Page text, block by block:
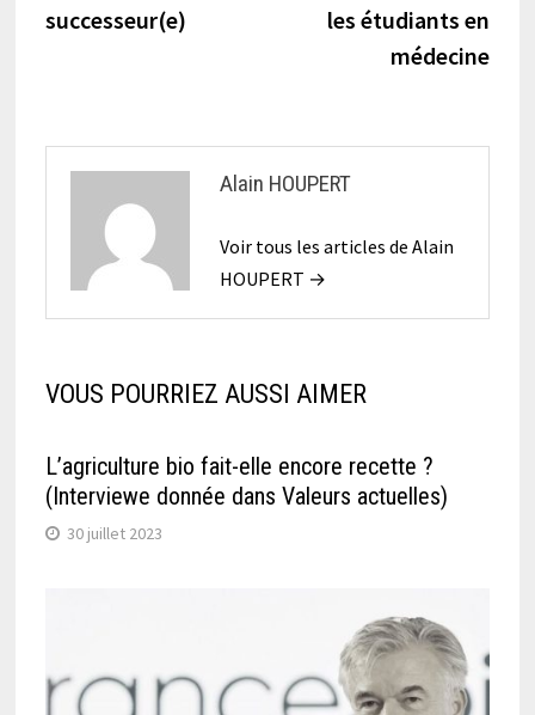
successeur(e)
les étudiants en
médecine
Alain HOUPERT
Voir tous les articles de Alain
HOUPERT →
VOUS POURRIEZ AUSSI AIMER
L’agriculture bio fait-elle encore recette ?
(Interviewe donnée dans Valeurs actuelles)
30 juillet 2023